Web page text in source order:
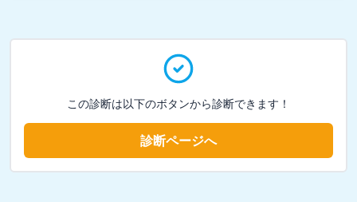
この診断は以下のボタンから診断できます！
診断ページへ